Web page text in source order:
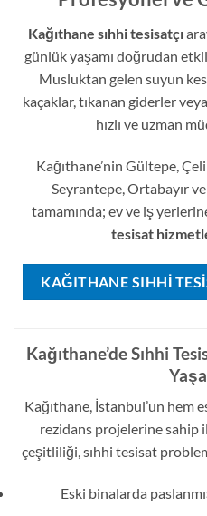
Kağıthane sıhhi tesisatçı
günlük yaşamı doğrudan
Musluktan gelen suyun
kaçaklar, tıkanan giderler
hızlı ve uzman
Kağıthane’nin Gültepe,
Seyrantepe, Ortabayır
tamamında; ev ve iş
tesisat
KAĞITHANE SIHHI
Kağıthane’de Sıhhi
Kağıthane, İstanbul’un hem
rezidans projelerine sahip
çeşitliliği, sıhhi tesisat
Eski binalarda